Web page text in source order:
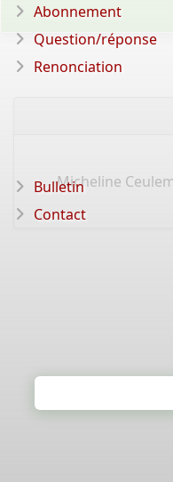
Micheline
Abonnement
Question/réponse
Renonciation
Bulletin
Contact